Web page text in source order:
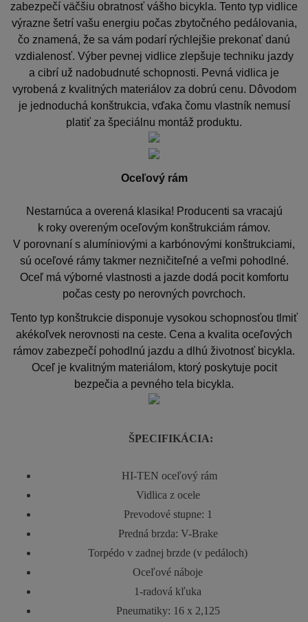
zabezpečí väčšiu obratnosť vášho bicykla. Tento typ vidlice
výrazne šetrí vašu energiu počas zbytočného pedálovania,
čo znamená, že sa vám podarí rýchlejšie prekonať danú
vzdialenosť. Výber pevnej vidlice zlepšuje techniku jazdy
a cibrí už nadobudnuté schopnosti. Pevná vidlica je
vyrobená z kvalitných materiálov za dobrú cenu. Dôvodom
je jednoduchá konštrukcia, vďaka čomu vlastník nemusí
platiť za špeciálnu montáž produktu.
Oceľový rám
Nestarnúca a overená klasika! Producenti sa vracajú
k roky overeným oceľovým konštrukciám rámov.
V porovnaní s alumíniovými a karbónovými konštrukciami,
sú oceľové rámy takmer nezničiteľné a veľmi pohodlné.
Oceľ má výborné vlastnosti a jazde dodá pocit komfortu
počas cesty po nerovných povrchoch.
Tento typ konštrukcie disponuje vysokou schopnosťou tlmiť
akékoľvek nerovnosti na ceste. Cena a kvalita oceľových
rámov zabezpečí pohodlnú jazdu a dlhú životnosť bicykla.
Oceľ je kvalitným materiálom, ktorý poskytuje pocit
bezpečia a pevného tela bicykla.
ŠPECIFIKÁCIA:
HI-TEN oceľový rám
Vidlica z ocele
Prevodové stupne: 1
Predná brzda: V-Brake
Torpédo v zadnej brzde (v pedáloch)
Oceľové náboje
1-radová kľuka
Pneumatiky: 16 x 2,125